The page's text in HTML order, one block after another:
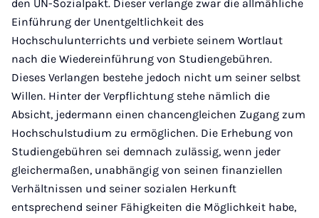
den UN-Sozialpakt. Dieser verlange zwar die allmähliche
Einführung der Unentgeltlichkeit des
Hochschulunterrichts und verbiete seinem Wortlaut
nach die Wiedereinführung von Studiengebühren.
Dieses Verlangen bestehe jedoch nicht um seiner selbst
Willen. Hinter der Verpflichtung stehe nämlich die
Absicht, jedermann einen chancengleichen Zugang zum
Hochschulstudium zu ermöglichen. Die Erhebung von
Studiengebühren sei demnach zulässig, wenn jeder
gleichermaßen, unabhängig von seinen finanziellen
Verhältnissen und seiner sozialen Herkunft
entsprechend seiner Fähigkeiten die Möglichkeit habe,